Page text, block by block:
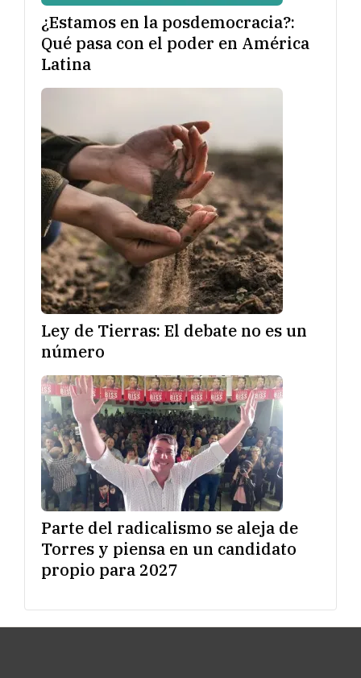
¿Estamos en la posdemocracia?:
Qué pasa con el poder en América
Latina
Ley de Tierras: El debate no es un
número
Parte del radicalismo se aleja de
Torres y piensa en un candidato
propio para 2027